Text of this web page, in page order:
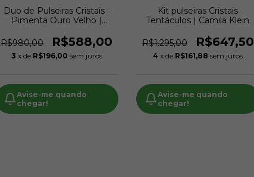
Duo de Pulseiras Cristais -
Pimenta Ouro Velho |
R$980,00
R$588,00
3 x de R$196,00 sem juros
Avise-me quando
chegar!
Kit pulseiras Cristais
Tentáculos | Camila Klein
R$1.295,00 R$647,50
4 x de R$161,88 sem juros
Avise-me quando
chegar!